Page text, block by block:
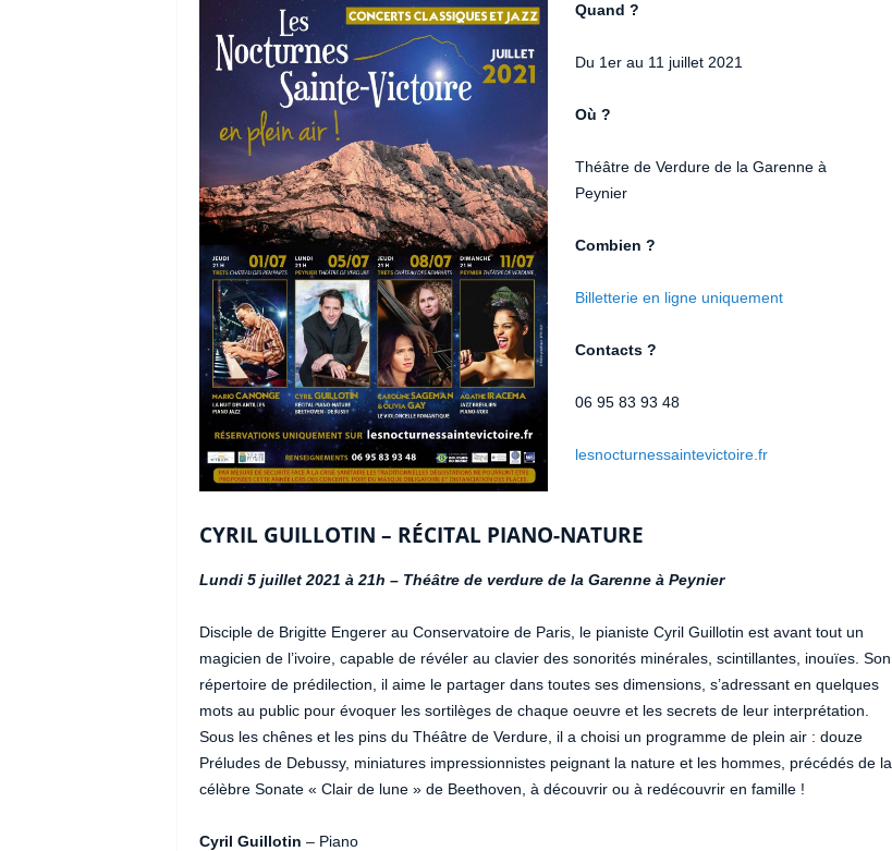
Quand ?
Du 1er au 11 juillet 2021
Où ?
Théâtre de Verdure de la Garenne à
Peynier
Combien ?
Billetterie en ligne uniquement
Contacts ?
06 95 83 93 48
lesnocturnessaintevictoire.fr
CYRIL GUILLOTIN – RÉCITAL PIANO-NATURE
Lundi 5 juillet 2021 à 21h – Théâtre de verdure de la Garenne à Peynier
Disciple de Brigitte Engerer au Conservatoire de Paris, le pianiste Cyril Guillotin est avant tout un
magicien de l’ivoire, capable de révéler au clavier des sonorités minérales, scintillantes, inouïes. Son
répertoire de prédilection, il aime le partager dans toutes ses dimensions, s’adressant en quelques
mots au public pour évoquer les sortilèges de chaque oeuvre et les secrets de leur interprétation.
Sous les chênes et les pins du Théâtre de Verdure, il a choisi un programme de plein air : douze
Préludes de Debussy, miniatures impressionnistes peignant la nature et les hommes, précédés de la
célèbre Sonate « Clair de lune » de Beethoven, à découvrir ou à redécouvrir en famille !
Cyril Guillotin – Piano